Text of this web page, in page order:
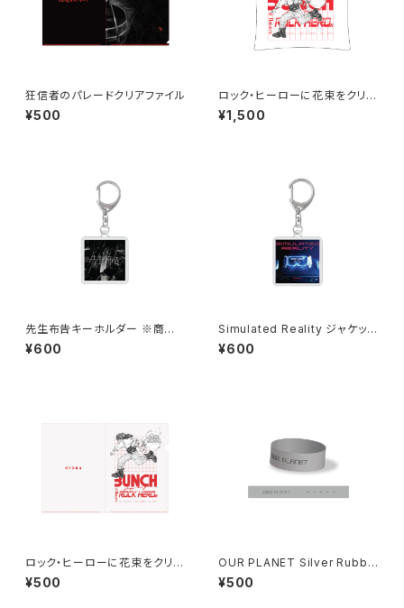
狂信者のパレードクリアファイル
¥500
ロック・ヒーローに花束をクリア
ポーチ ※商品説明欄の内容を
必ずご確認ください
¥1,500
先生布告キーホルダー ※商品
説明欄の内容を必ずご確認くだ
さい
¥600
Simulated Reality ジャケット
キーホルダー ※商品説明欄の
内容を必ずご確認ください
¥600
ロック・ヒーローに花束をクリア
ファイル
¥500
OUR PLANET Silver Rubbe
r band ※商品説明欄の内容を
必ずご確認ください
¥500